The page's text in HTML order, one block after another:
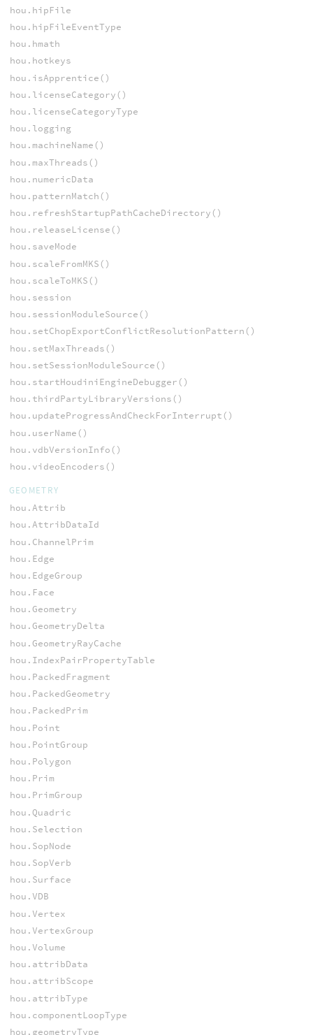
hou.hipFile
hou.hipFileEventType
hou.hmath
hou.hotkeys
hou.isApprentice()
hou.licenseCategory()
hou.licenseCategoryType
hou.logging
hou.machineName()
hou.maxThreads()
hou.numericData
hou.patternMatch()
hou.refreshStartupPathCacheDirectory()
hou.releaseLicense()
hou.saveMode
hou.scaleFromMKS()
hou.scaleToMKS()
hou.session
hou.sessionModuleSource()
hou.setChopExportConflictResolutionPattern()
hou.setMaxThreads()
hou.setSessionModuleSource()
hou.startHoudiniEngineDebugger()
hou.thirdPartyLibraryVersions()
hou.updateProgressAndCheckForInterrupt()
hou.userName()
hou.vdbVersionInfo()
hou.videoEncoders()
GEOMETRY
hou.Attrib
hou.AttribDataId
hou.ChannelPrim
hou.Edge
hou.EdgeGroup
hou.Face
hou.Geometry
hou.GeometryDelta
hou.GeometryRayCache
hou.IndexPairPropertyTable
hou.PackedFragment
hou.PackedGeometry
hou.PackedPrim
hou.Point
hou.PointGroup
hou.Polygon
hou.Prim
hou.PrimGroup
hou.Quadric
hou.Selection
hou.SopNode
hou.SopVerb
hou.Surface
hou.VDB
hou.Vertex
hou.VertexGroup
hou.Volume
hou.attribData
hou.attribScope
hou.attribType
hou.componentLoopType
hou.geometryType